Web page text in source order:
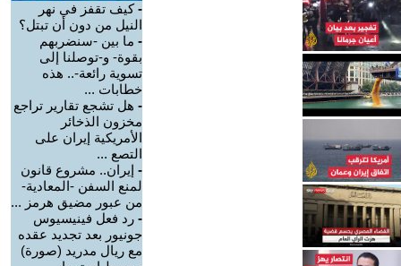
-كيف تقفز في نهر
النيل من دون أن تبتل؟
- ما بين -سنضربهم
بقوة- و-توصلنا إلى
تسوية رائعة-.. هذه
خطابات ...
- هل تشجع تقارير تراجع
مخزون الذخائر
الأمريكية إيران على
التصع ...
- إيران.. مشروع قانون
لمنع السفن -المعادية-
من عبور مضيق هرمز ...
- رد فعل فينيسيوس
جونيور بعد تجديد عقده
مع ريال مدريد (صورة)